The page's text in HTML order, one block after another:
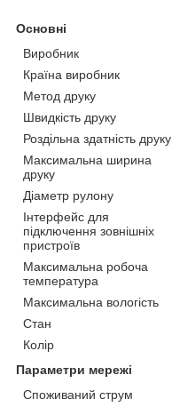
Основні
Виробник
Країна виробник
Метод друку
Швидкість друку
Роздільна здатність друку
Максимальна ширина
друку
Діаметр рулону
Інтерфейс для
підключення зовнішніх
пристроїв
Максимальна робоча
температура
Максимальна вологість
Стан
Колір
Параметри мережі
Споживаний струм